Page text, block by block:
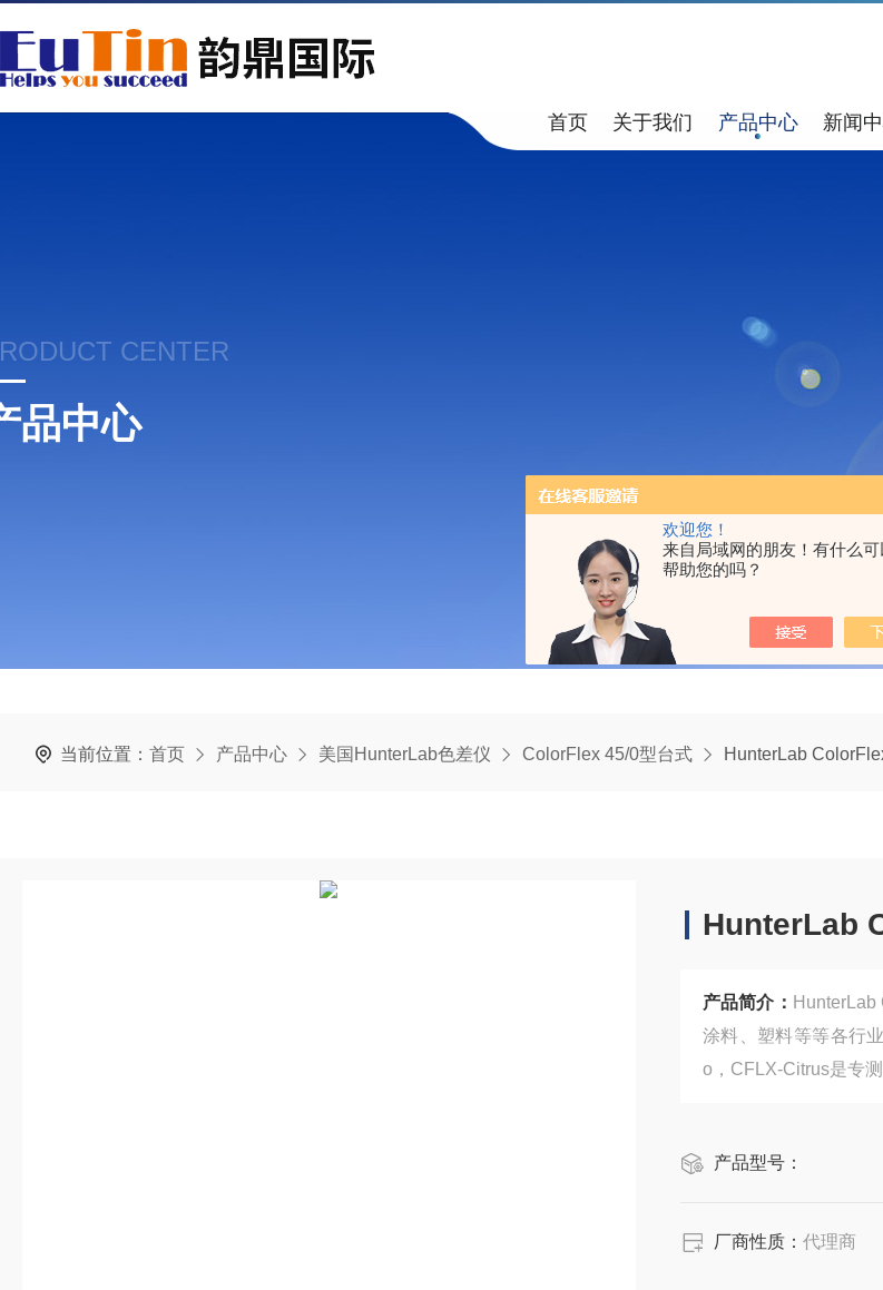
欢迎您！
来自局域网的朋友！有什么可
帮助您的吗？
首页 关于我们 产品中心 新闻
CENTER
品中心
当前位置： 首页 产品中心 美国HunterLab色差仪 ColorFlex 45/0型台式 HunterLab ColorFlex EZ色
HunterLab
产品简介：
涂料、塑料等等各行
o，CFLX-Citrus是专
产品型号：
厂商性质： 代理商